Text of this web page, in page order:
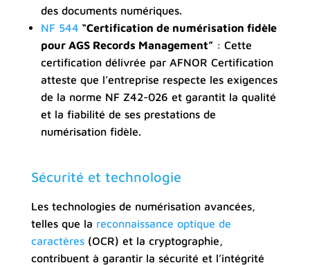
des documents numériques.
NF 544 “Certification de numérisation fidèle
pour AGS Records Management”: Cette
certification délivrée par AFNOR Certification
atteste que l’entreprise respecte les exigences
de la norme NF Z42-026 et garantit la qualité
et la fiabilité de ses prestations de
numérisation fidèle.
Sécurité et technologie
Les technologies de numérisation avancées,
telles que la reconnaissance optique de
caractères(OCR) et la cryptographie,
contribuent à garantir la sécurité et l’intégrité